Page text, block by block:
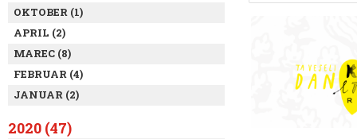
OKTOBER (1)
APRIL (2)
MAREC (8)
FEBRUAR (4)
JANUAR (2)
2020 (47)